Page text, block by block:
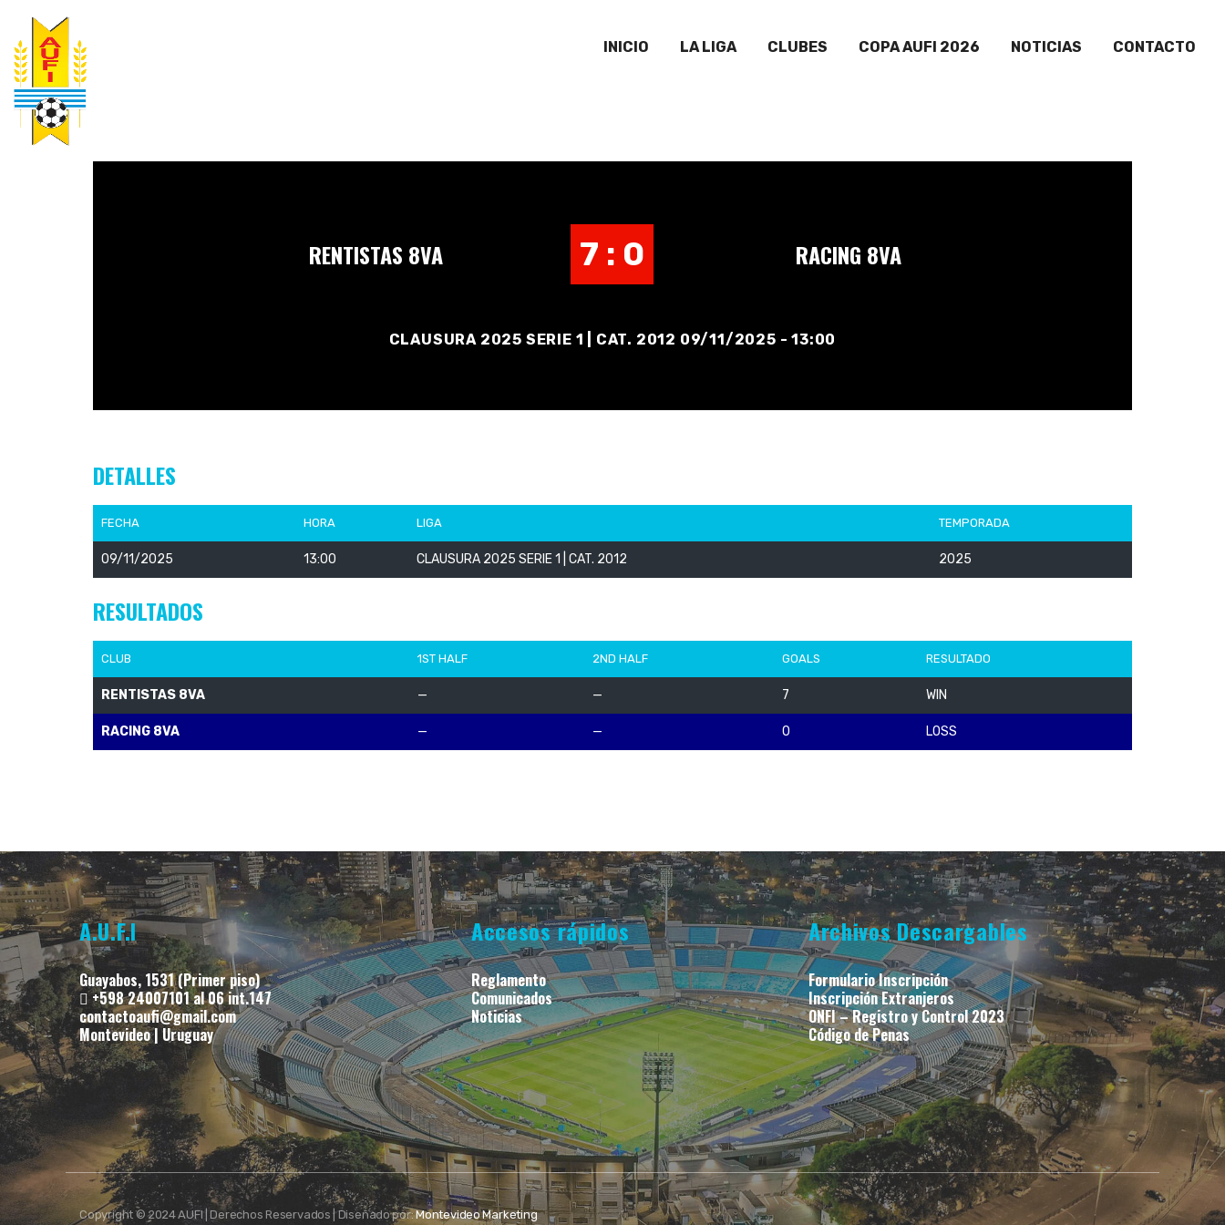
INICIO LA LIGA CLUBES COPA AUFI 2026 NOTICIAS CONTACTO
RENTISTAS 8VA 7 : 0 RACING 8VA
CLAUSURA 2025 SERIE 1 | CAT. 2012 09/11/2025 - 13:00
DETALLES
FECHA HORA LIGA TEMPORADA
09/11/2025 13:00 CLAUSURA 2025 SERIE 1 | CAT. 2012 2025
RESULTADOS
CLUB 1ST HALF 2ND HALF GOALS RESULTADO
RENTISTAS 8VA — — 7 WIN
RACING 8VA — — 0 LOSS
A.U.F.I
Guayabos, 1531 (Primer piso)
+598 24007101 al 06 int.147
contactoaufi@gmail.com
Montevideo | Uruguay
Accesos rápidos
Reglamento
Comunicados
Noticias
Archivos Descargables
Formulario Inscripción
Inscripción Extranjeros
ONFI – Registro y Control 2023
Código de Penas
Copyright © 2024 AUFI | Derechos Reservados | Diseñado por:Montevideo Marketing